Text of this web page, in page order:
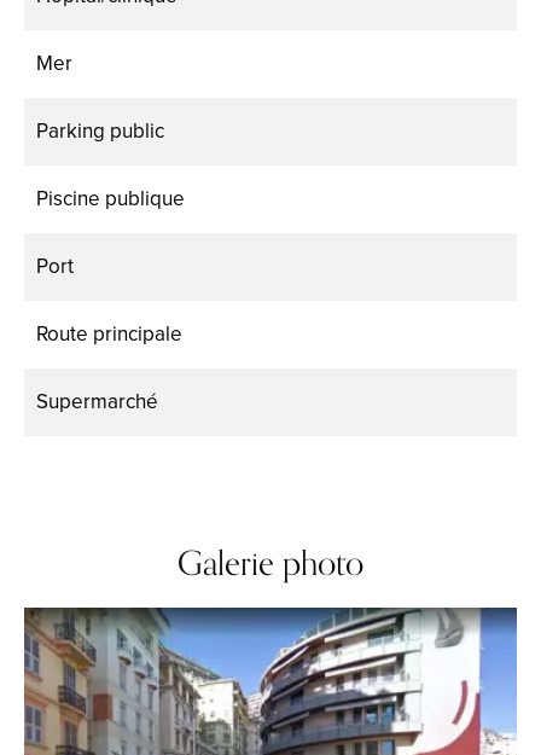
Mer
Parking public
Piscine publique
Port
Route principale
Supermarché
Galerie photo